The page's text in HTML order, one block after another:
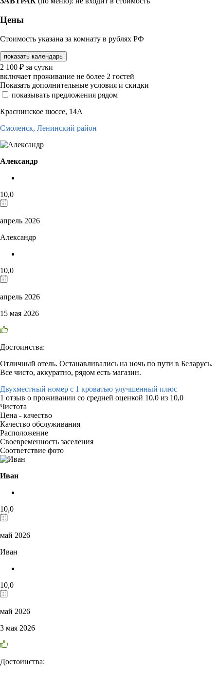
Цены
Стоимость указана за комнату в рублях РФ
показать календарь
2 100 ₽ за сутки
включает проживание не более 2 гостей
Показать дополнительные условия и скидки
показывать предложения рядом
Краснинское шоссе, 14А
Смоленск, Ленинский район
Александр
10,0
апрель 2026
Александр
10,0
апрель 2026
15 мая 2026
Достоинства:
Отличный отель. Останавливались на ночь по пути в Беларусь.
Все чисто, аккуратно, рядом есть магазин.
Двухместный номер с 1 кроватью улучшенный плюс
1 отзыв о проживании со средней оценкой 10,0 из 10,0
Чистота
Цена - качество
Качество обслуживания
Расположение
Своевременность заселения
Соответствие фото
Иван
10,0
май 2026
Иван
10,0
май 2026
3 мая 2026
Достоинства: